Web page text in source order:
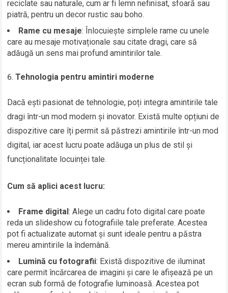
reciclate sau naturale, cum ar fi lemn nefinisat, sfoară sau
piatră, pentru un decor rustic sau boho.
Rame cu mesaje: Înlocuiește simplele rame cu unele
care au mesaje motivaționale sau citate dragi, care să
adăugă un sens mai profund amintirilor tale.
Tehnologia pentru amintiri moderne
Dacă ești pasionat de tehnologie, poți integra amintirile tale
dragi într-un mod modern și inovator. Există multe opțiuni de
dispozitive care îți permit să păstrezi amintirile într-un mod
digital, iar acest lucru poate adăuga un plus de stil și
funcționalitate locuinței tale.
Cum să aplici acest lucru:
Frame digital: Alege un cadru foto digital care poate
reda un slideshow cu fotografiile tale preferate. Acestea
pot fi actualizate automat și sunt ideale pentru a păstra
mereu amintirile la îndemână.
Lumină cu fotografii: Există dispozitive de iluminat
care permit încărcarea de imagini și care le afișează pe un
ecran sub formă de fotografie luminoasă. Acestea pot